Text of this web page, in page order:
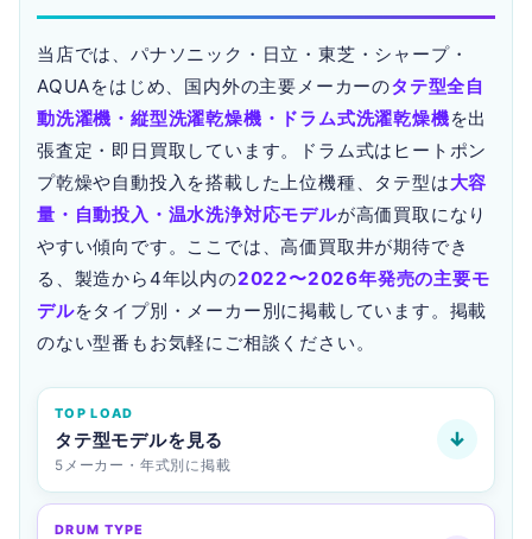
当店では、パナソニック・日立・東芝・シャープ・
AQUAをはじめ、国内外の主要メーカーのタテ型全自
動洗濯機・縦型洗濯乾燥機・ドラム式洗濯乾燥機を出
張査定・即日買取しています。ドラム式はヒートポン
プ乾燥や自動投入を搭載した上位機種、タテ型は大容
量・自動投入・温水洗浄対応モデルが高価買取になり
やすい傾向です。ここでは、高価買取井が期待でき
る、製造から4年以内の2022〜2026年発売の主要モ
デルをタイプ別・メーカー別に掲載しています。掲載
のない型番もお気軽にご相談ください。
TOP LOAD
タテ型モデルを見る
5メーカー・年式別に掲載
↓
DRUM TYPE